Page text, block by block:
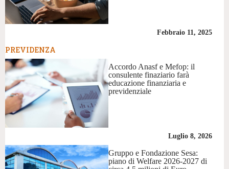
Febbraio 11, 2025
PREVIDENZA
Accordo Anasf e Mefop: il
consulente finaziario farà
educazione finanziaria e
previdenziale
Luglio 8, 2026
Gruppo e Fondazione Sesa:
piano di Welfare 2026-2027 di